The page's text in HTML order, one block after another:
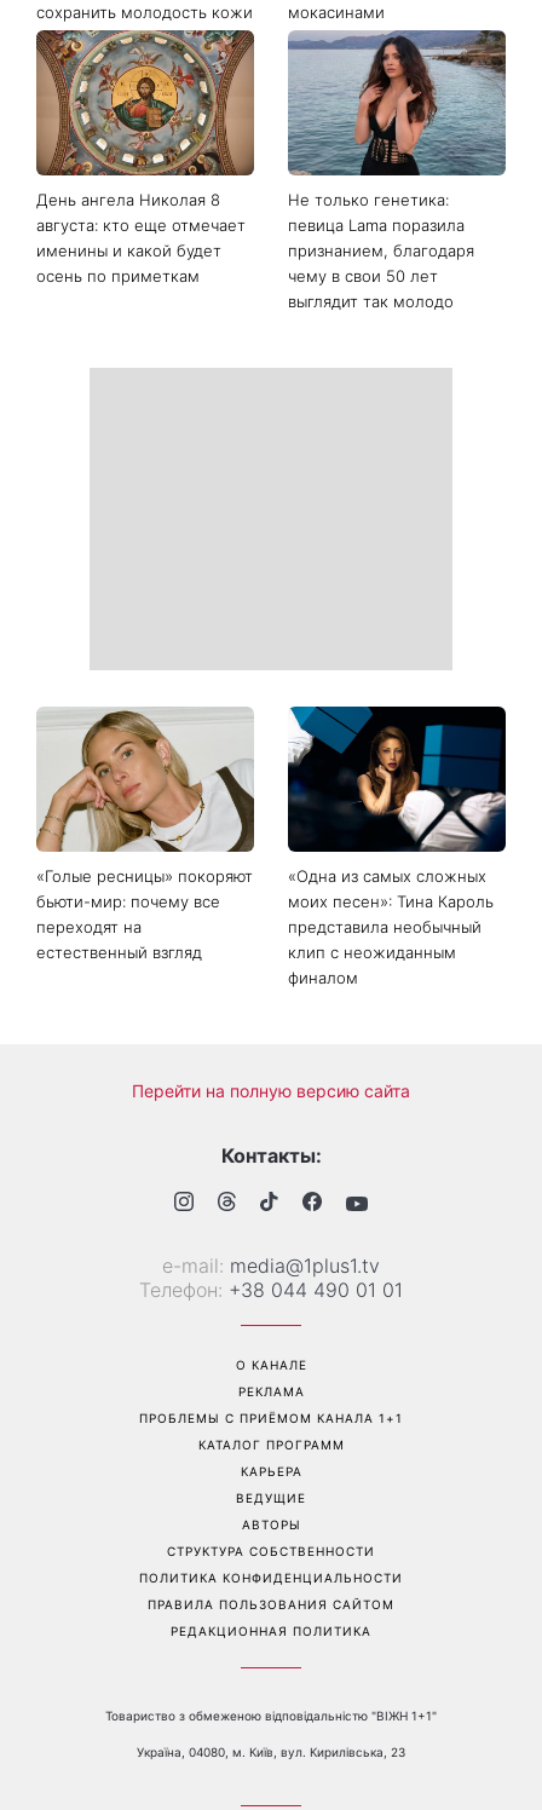
сохранить молодость кожи
мокасинами
День ангела Николая 8
августа: кто еще отмечает
именины и какой будет
осень по приметкам
Не только генетика:
певица Lama поразила
признанием, благодаря
чему в свои 50 лет
выглядит так молодо
«Голые ресницы» покоряют
бьюти-мир: почему все
переходят на
естественный взгляд
«Одна из самых сложных
моих песен»: Тина Кароль
представила необычный
клип с неожиданным
финалом
Перейти на полную версию сайта
Контакты:
е-mail: media@1plus1.tv
Телефон: +38 044 490 01 01
О КАНАЛЕ
РЕКЛАМА
ПРОБЛЕМЫ С ПРИЁМОМ КАНАЛА 1+1
КАТАЛОГ ПРОГРАММ
КАРЬЕРА
ВЕДУЩИЕ
АВТОРЫ
СТРУКТУРА СОБСТВЕННОСТИ
ПОЛИТИКА КОНФИДЕНЦИАЛЬНОСТИ
ПРАВИЛА ПОЛЬЗОВАНИЯ САЙТОМ
РЕДАКЦИОННАЯ ПОЛИТИКА
Товариство з обмеженою відповідальністю "ВІЖН 1+1"
Україна, 04080, м. Київ, вул. Кирилівська, 23